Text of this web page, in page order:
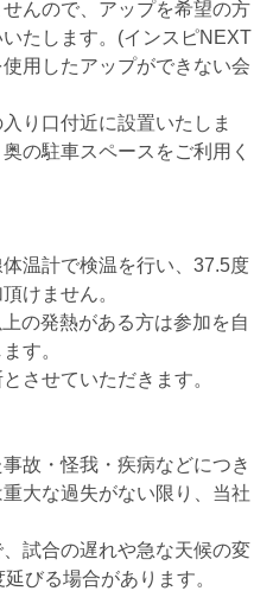
んので、アップを希望の方
たします。(インスピNEXT
用したアップができない会
り口付近に設置いたしま
の駐車スペースをご利用く
温計で検温を行い、37.5度
けません。
の発熱がある方は参加を自
す。
させていただきます。
故・怪我・疾病などにつき
大な過失がない限り、当社
試合の遅れや急な天候の変
びる場合があります。